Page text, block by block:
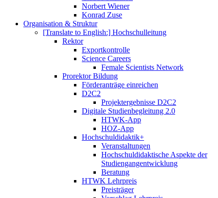
Norbert Wiener
Konrad Zuse
Organisation & Struktur
[Translate to English:] Hochschulleitung
Rektor
Exportkontrolle
Science Careers
Female Scientists Network
Prorektor Bildung
Förderanträge einreichen
D2C2
Projektergebnisse D2C2
Digitale Studienbegleitung 2.0
HTWK-App
HOZ-App
Hochschuldidaktik+
Veranstaltungen
Hochschuldidaktische Aspekte der
Studiengangentwicklung
Beratung
HTWK Lehrpreis
Preisträger